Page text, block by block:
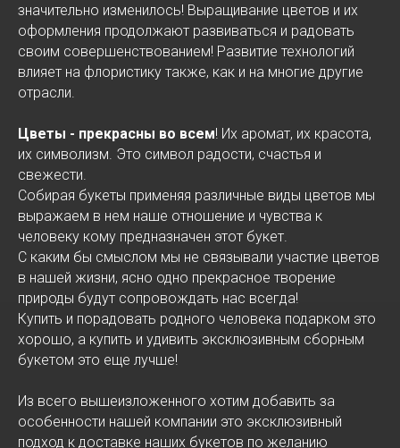
значительно изменилось! Выращивание цветов и их
оформления продолжают развиваться и радовать
своим совершенствованием! Развитие технологий
влияет на флористику также, как и на многие другие
отрасли.
Цветы - прекрасны во всем! Их аромат, их красота,
их символизм. Это символ радости, счастья и
свежести.
Собирая букеты применяя различные виды цветов мы
выражаем в нем наше отношение и чувства к
человеку кому предназначен этот букет.
С каким бы смыслом мы не связывали участие цветов
в нашей жизни, ясно одно прекрасное творение
природы будут сопровождать нас всегда!
Купить и порадовать родного человека подарком это
хорошо, а купить и удивить эксклюзивным сборным
букетом это еще лучше!
Из всего вышеизложенного хотим добавить за
особенности нашей компании это эксклюзивный
подход к доставке наших букетов по желанию